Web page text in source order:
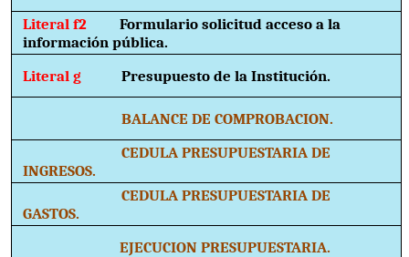
Literal f2Formulario solicitud acceso a la
información pública.
Literal gPresupuesto de la Institución.
BALANCE DE COMPROBACION.
CEDULA PRESUPUESTARIA DE
INGRESOS.
CEDULA PRESUPUESTARIA DE
GASTOS.
EJECUCION PRESUPUESTARIA.